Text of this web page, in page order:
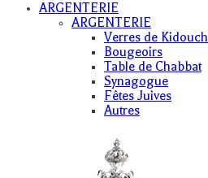
ARGENTERIE
ARGENTERIE
Verres de Kidouch
Bougeoirs
Table de Chabbat
Synagogue
Fêtes Juives
Autres